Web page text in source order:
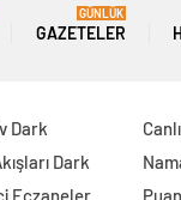
GAZETELER
GÜNLÜK
Dark
Dark
Eczaneler